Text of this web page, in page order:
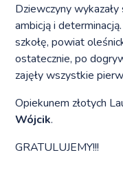
Dziewczyny
ambicją i
szkołę, powiat
ostatecznie, po
zajęły wszystkie
Opiekunem złotych
Wójcik.
GRATULUJEMY!!!